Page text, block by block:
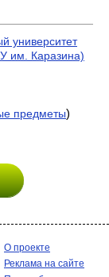
университет
им. Каразина)
предметы)
О проекте
Реклама на сайте